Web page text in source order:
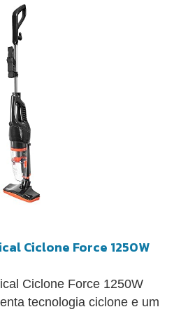
Ciclone Force 1250W
Ciclone Force 1250W
tecnologia ciclone e um